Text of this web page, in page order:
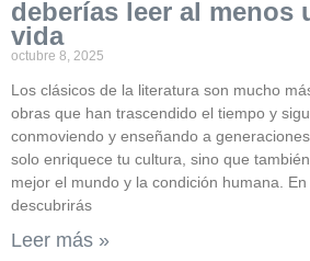
deberías leer al menos
vida
octubre 8, 2025
Los clásicos de la literatura son mucho
obras que han trascendido el tiempo y
conmoviendo y enseñando a
solo enriquece tu cultura, sino que
mejor el mundo y la condición humana.
descubrirás
Leer más »